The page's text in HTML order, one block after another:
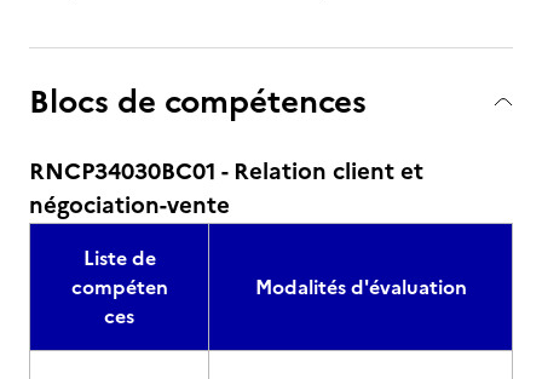
Blocs de compétences
RNCP34030BC01 - Relation client et
négociation-vente
Liste de
compéten
ces
Modalités d'évaluation